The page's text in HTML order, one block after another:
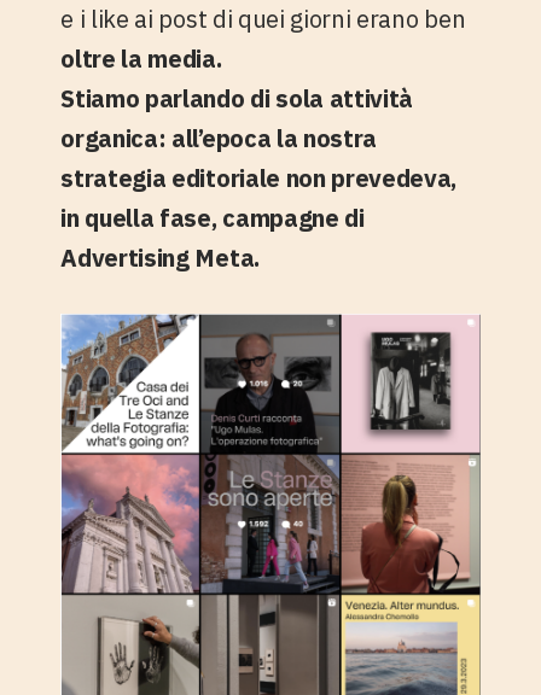
e i like ai post di quei giorni erano ben
oltre la media.
Stiamo parlando di sola attività
organica: all’epoca la nostra
strategia editoriale non prevedeva,
in quella fase, campagne di
Advertising Meta.